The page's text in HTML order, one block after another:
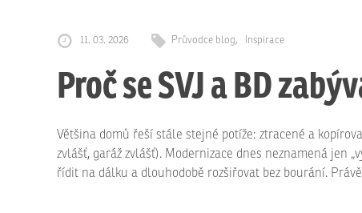
11. 03. 2026 Průvodce blog Inspirace
Proč se SVJ a BD
Většina domů řeší stále stejné potíže: ztracené a
zvlášť, garáž zvlášť). Modernizace dnes neznamená jen
řídit na dálku a dlouhodobě rozšiřovat bez bourání.